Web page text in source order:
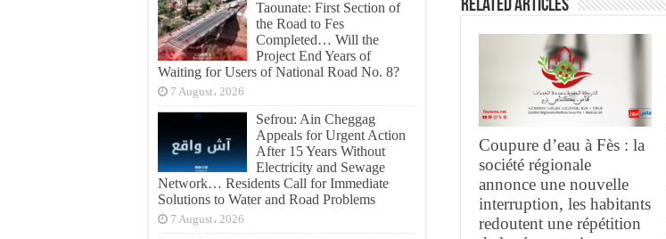
Related Articles
Coupure d’eau à Fès : la
société régionale
annonce une nouvelle
interruption, les habitants
redoutent une répétition
Taounate: First Section of
the Road to Fes
Completed… Will the
Project End Years of
Waiting for Users of National Road No. 8?
7 August، 2026
Sefrou: Ain Cheggag
Appeals for Urgent Action
After 15 Years Without
Electricity and Sewage
Network… Residents Call for Immediate
Solutions to Water and Road Problems
7 August، 2026